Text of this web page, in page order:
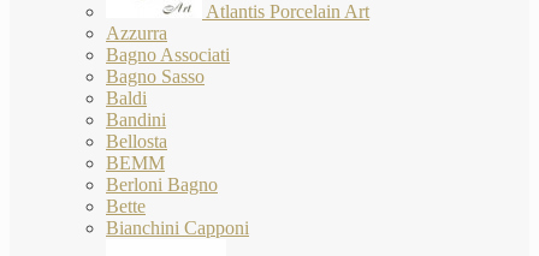
Atlantis Porcelain Art
Azzurra
Bagno Associati
Bagno Sasso
Baldi
Bandini
Bellosta
BEMM
Berloni Bagno
Bette
Bianchini Capponi